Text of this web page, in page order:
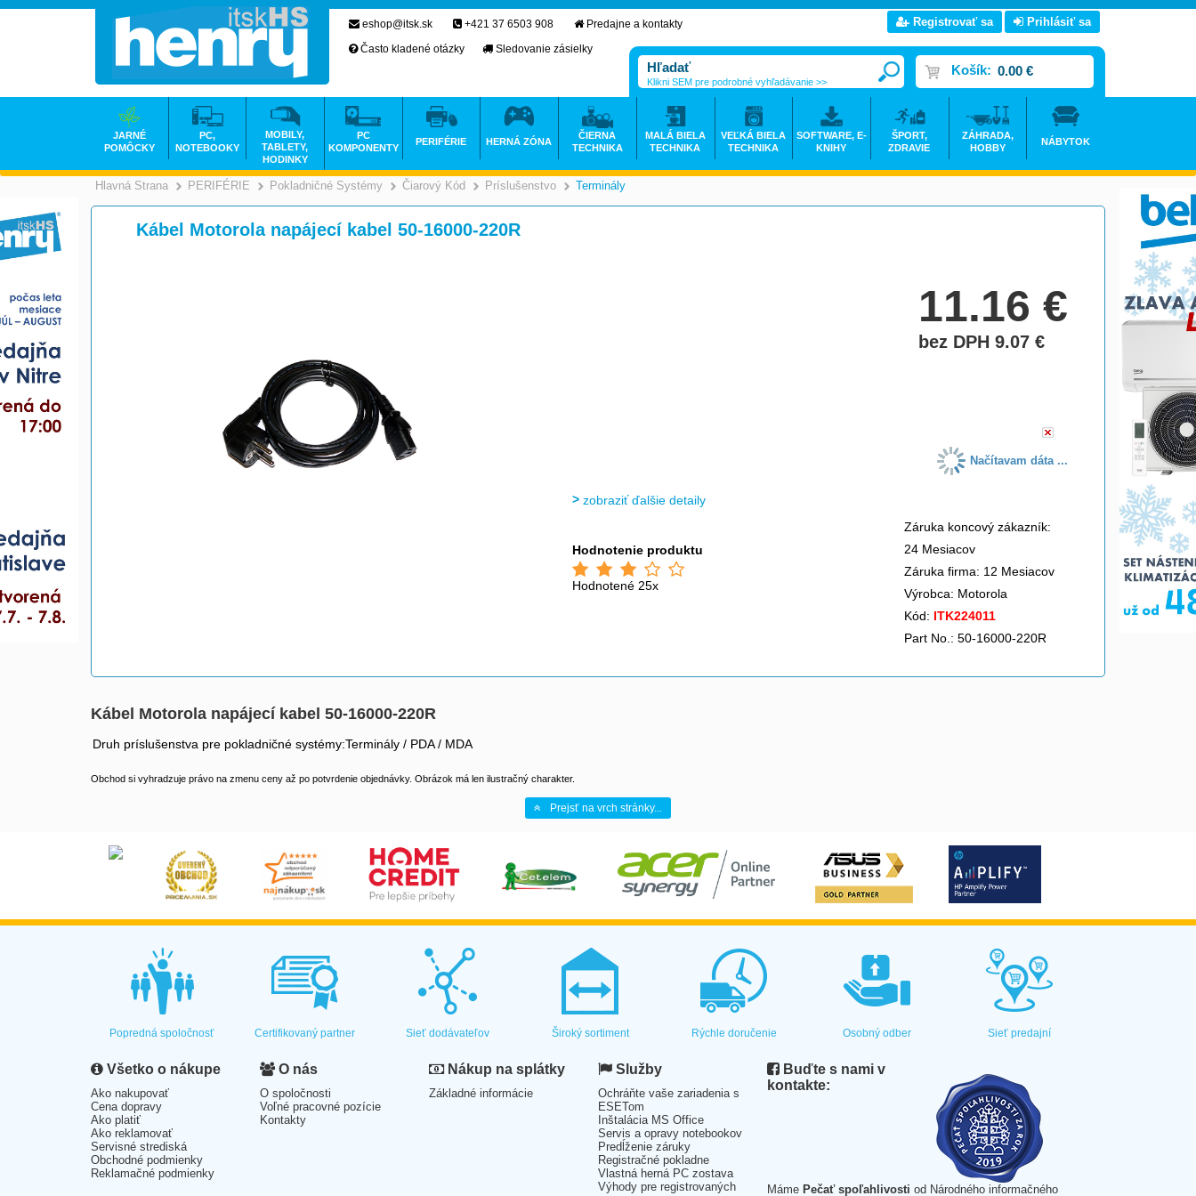
Hlavná Strana >
PERIFÉRIE >
Pokladničné Systémy >
Čiarový Kód >
Príslušenstvo Terminály
Kábel Motorola napájecí kabel 50-16000-220R
11.16€
bez DPH 9.07€
Načítavam dáta ...
zobraziť ďalšie detaily
Hodnotenie produktu
Hodnotené 25x
Záruka koncový zákazník:
24 Mesiacov
Záruka firma: 12 Mesiacov
Výrobca: Motorola
Kód: ITK224011
Part No.: 50-16000-220R
Kábel Motorola napájecí kabel 50-16000-220R
Druh príslušenstva pre pokladničné systémy:Terminály / PDA / MDA
Obchod si vyhradzuje právo na zmenu ceny až po potvrdenie objednávky. Obrázok má len ilustračný charakter.
Prejsť na vrch stránky...
eshop@itsk.sk +421 37 6503 908
Predajne a kontakty
Často kladené otázky
Sledovanie zásielky
Registrovať sa Prihlásiť sa
Košík: 0.00 €
Klikni SEM pre podrobné vyhľadávanie >>
JARNÉ
POMÔCKY
PC,
NOTEBOOKY
MOBILY,
TABLETY,
HODINKY
PC
KOMPONENTY
PERIFÉRIE HERNÁ ZÓNA
ČIERNA
TECHNIKA
MALÁ BIELA
TECHNIKA
VEĽKÁ BIELA
TECHNIKA
SOFTWARE, E-
KNIHY
ŠPORT,
ZDRAVIE
ZÁHRADA,
HOBBY
NÁBYTOK
Popredná spoločnosť Certifikovaný partner Sieť dodávateľov Široký sortiment Rýchle doručenie Osobný odber Sieť predajní
Všetko o nákupe
Ako nakupovať
Cena dopravy
Ako platiť
Ako reklamovať
Servisné strediská
Obchodné podmienky
Reklamačné podmienky
O nás
O spoločnosti
Voľné pracovné pozície
Kontakty
Nákup na splátky
Základné informácie
Služby
Ochráňte vaše zariadenia s
ESETom
Inštalácia MS Office
Servis a opravy notebookov
Predĺženie záruky
Registračné pokladne
Vlastná herná PC zostava
Výhody pre registrovaných
Buďte s nami v
kontakte:
Máme Pečať spoľahlivosti od Národného informačného